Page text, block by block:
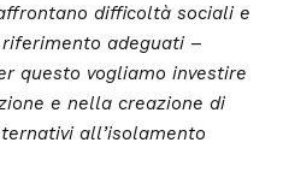
difficoltà sociali e
adeguati –
questo vogliamo investire
e nella creazione di
all’isolamento